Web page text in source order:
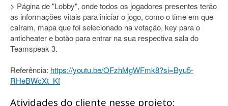
> Página de "Lobby", onde todos os jogadores presentes terão
as informações vitais para iniciar o jogo, como o time em que
caíram, mapa que foi selecionado na votação, key para o
anticheater e botão para entrar na sua respectiva sala do
Teamspeak 3.
Referência: https://youtu.be/OFzhMgWFmk8?si=Byu5-
RHeBWcXt_Kf
Atividades do cliente nesse projeto: